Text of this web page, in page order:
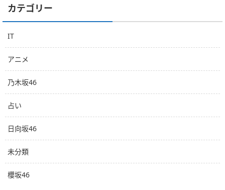
カテゴリー
IT
アニメ
乃木坂46
占い
日向坂46
未分類
櫻坂46